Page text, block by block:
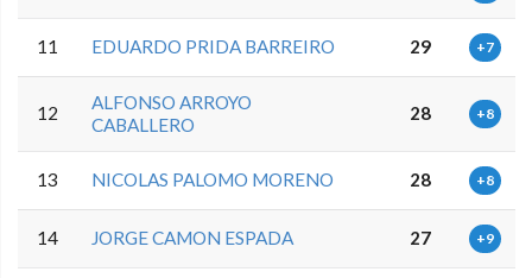
11 EDUARDO PRIDA BARREIRO 29 +7
12
ALFONSO ARROYO
CABALLERO
28 +8
13 NICOLAS PALOMO MORENO 28 +8
14 JORGE CAMON ESPADA 27 +9